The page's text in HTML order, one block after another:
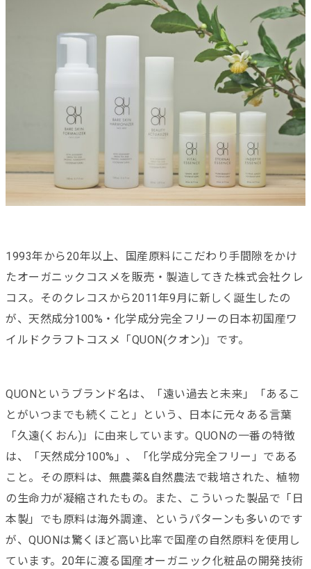
1993年から20年以上、国産原料にこだわり手間隙をかけ
たオーガニックコスメを販売・製造してきた株式会社クレ
コス。そのクレコスから2011年9月に新しく誕生したの
が、天然成分100%・化学成分完全フリーの日本初国産ワ
イルドクラフトコスメ「QUON(クオン)」です。
QUONというブランド名は、「遠い過去と未来」「あるこ
とがいつまでも続くこと」という、日本に元々ある言葉
「久遠(くおん)」に由来しています。QUONの一番の特徴
は、「天然成分100%」、「化学成分完全フリー」である
こと。その原料は、無農薬&自然農法で栽培された、植物
の生命力が凝縮されたもの。また、こういった製品で「日
本製」でも原料は海外調達、というパターンも多いのです
が、QUONは驚くほど高い比率で国産の自然原料を使用し
ています。20年に渡る国産オーガニック化粧品の開発技術